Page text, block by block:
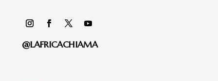
@LAFRICACHIAMA